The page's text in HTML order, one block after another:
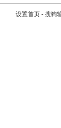
设置首页 - 搜狗